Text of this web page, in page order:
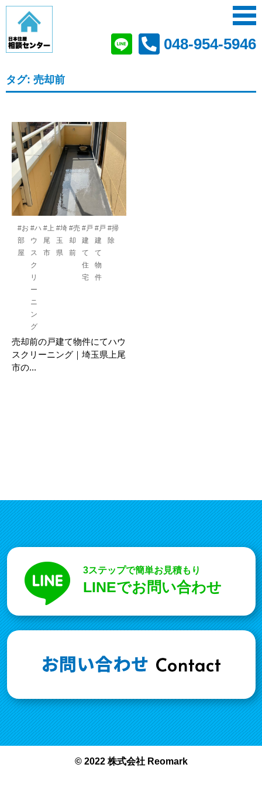
048-954-5946
タグ: 売却前
#お
部
屋
#ハ
ウ
ス
ク
リ
ー
ニ
ン
グ
#上
尾
市
#埼
玉
県
#売
却
前
#戸
建
て
住
宅
#戸
建
て
物
件
#掃
除
売却前の戸建て物件にてハウ
スクリーニング｜埼玉県上尾
市の...
3ステップで簡単お見積もり
LINEでお問い合わせ
© 2022 株式会社 Reomark